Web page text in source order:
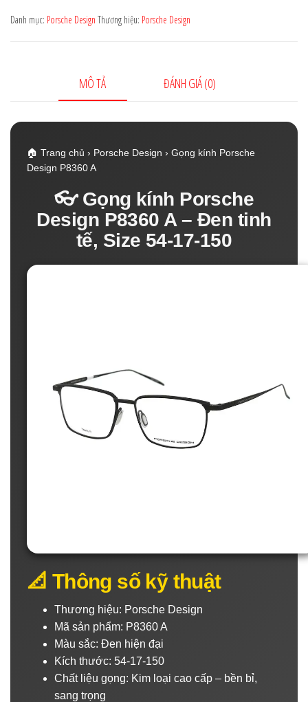
Design
Danh mục: Porsche Design Thương hiệu: Porsche Design
MÔ TẢ ĐÁNH GIÁ (0)
🏠 Trang chủ › Porsche Design › Gọng kính Porsche
Design P8360 A
👓 Gọng kính Porsche
Design P8360 A – Đen tinh
tế, Size 54-17-150
📐 Thông số kỹ thuật
Thương hiệu: Porsche Design
Mã sản phẩm: P8360 A
Màu sắc: Đen hiện đại
Kích thước: 54-17-150
Chất liệu gọng: Kim loại cao cấp – bền bỉ,
sang trọng